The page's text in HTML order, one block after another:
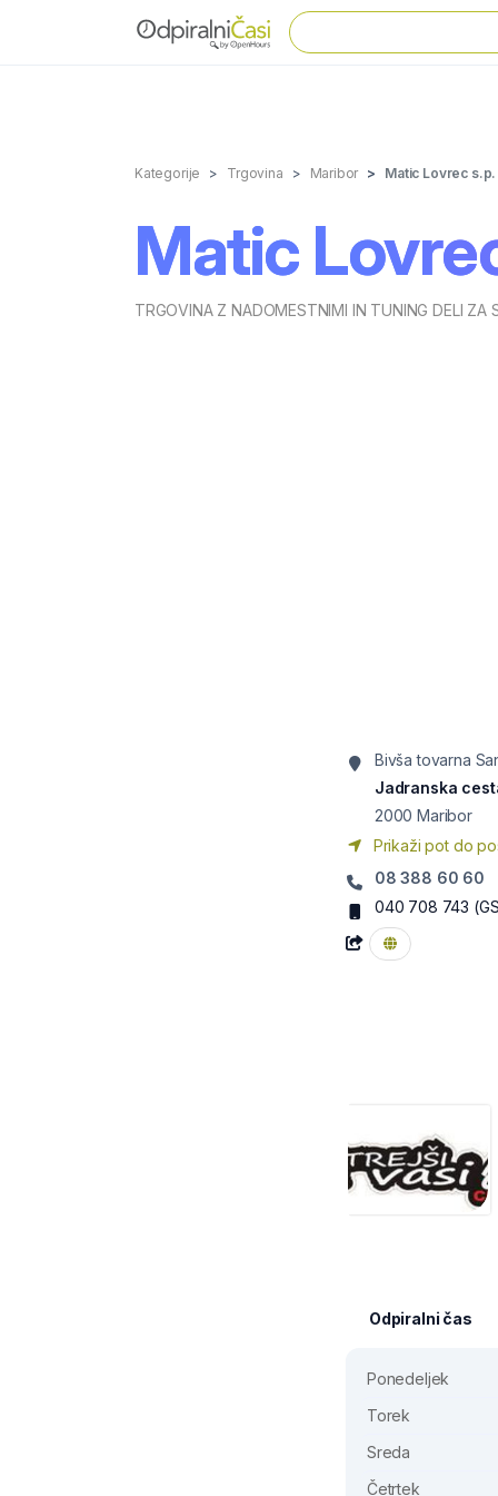
Kategorije Trgovina Maribor Matic Lovrec
Matic
TRGOVINA Z NADOMESTNIMI IN TUNING DELI ZA
Bivša tovarna
Jadranska
2000 Maribor
Prikaži pot do
08 388 60 60
040 708 743
Odpiralni čas
Ponedeljek
Torek
Sreda
Četrtek